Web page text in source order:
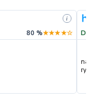
i
80 %★★★★☆